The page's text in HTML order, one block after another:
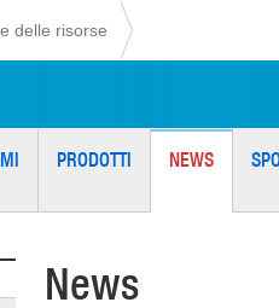
delle risorse
PRODOTTI NEWS
News